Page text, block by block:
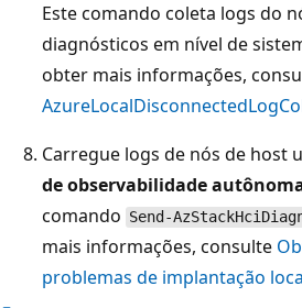
Este comando coleta logs do
diagnósticos em nível de
obter mais informações,
Carregue logs de nós de host
de observabilidade
comando Send-
mais informações, consulte
problemas de implantação